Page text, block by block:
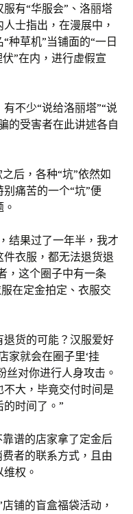
有“华服会”、洛丽塔
士指出，在漫展中，
种草机”当铺面的“一日
”在内，进行虚假宣
不少“说给洛丽塔”“说
的受害者在此讲述各自
后，各种“坑”依然如
痛苦的一个“坑”便
结果过了一年半，我才
衣服，都无法退货退
，这个圈子中有一条
在定金拍定、衣服交
货的可能？汉服爱好
家就会在圈子里‘挂
丝对你进行人身攻击。
大，毕竟交付时间是
时间了。”
谱的店家拿了定金后
者的联系方式，且由
权。
铺的盲盒福袋活动，